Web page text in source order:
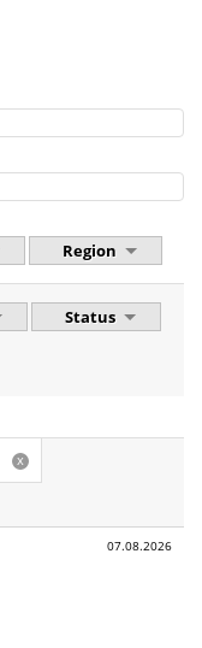
Region
Status
x
07.08.2026